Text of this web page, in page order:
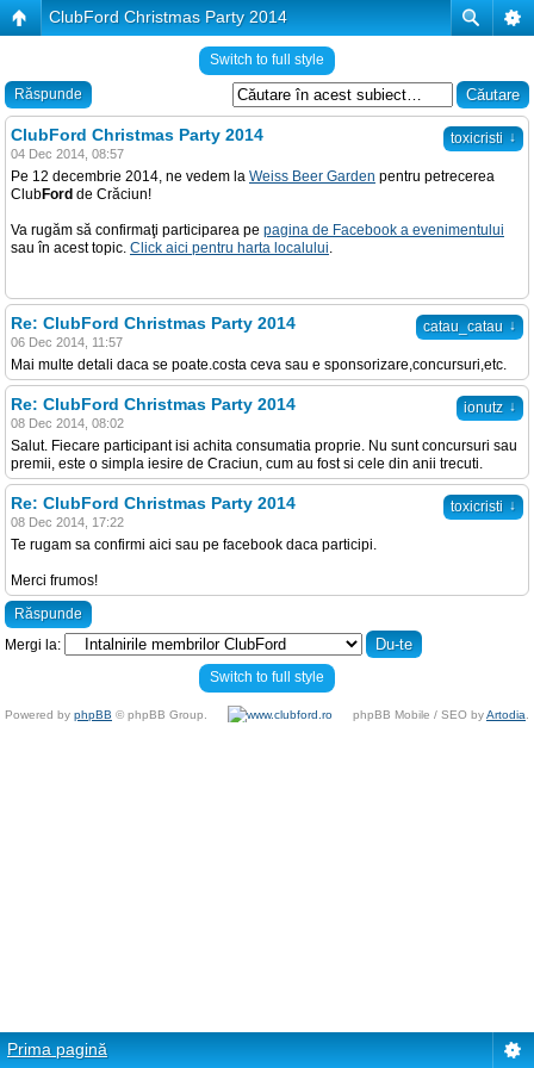
ClubFord Christmas Party 2014
Switch to full style
Răspunde
toxicristi ↓
ClubFord Christmas Party 2014
04 Dec 2014, 08:57
Pe 12 decembrie 2014, ne vedem la Weiss Beer Garden pentru petrecerea
ClubFord de Crăciun!
Va rugăm să confirmaţi participarea pe pagina de Facebook a evenimentului
sau în acest topic. Click aici pentru harta localului.
catau_catau ↓
Re: ClubFord Christmas Party 2014
06 Dec 2014, 11:57
Mai multe detali daca se poate.costa ceva sau e sponsorizare,concursuri,etc.
ionutz ↓
Re: ClubFord Christmas Party 2014
08 Dec 2014, 08:02
Salut. Fiecare participant isi achita consumatia proprie. Nu sunt concursuri sau
premii, este o simpla iesire de Craciun, cum au fost si cele din anii trecuti.
toxicristi ↓
Re: ClubFord Christmas Party 2014
08 Dec 2014, 17:22
Te rugam sa confirmi aici sau pe facebook daca participi.
Merci frumos!
Răspunde
Mergi la:
Switch to full style
Powered by phpBB © phpBB Group. phpBB Mobile / SEO byArtodia
Prima pagină